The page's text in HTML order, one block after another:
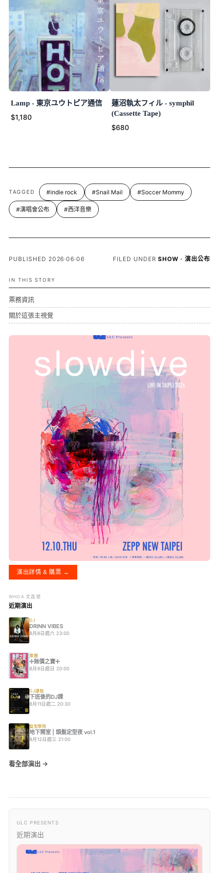
Lamp - 東京ユウトピア通信
$1,180
蓮沼執太フィル - symphil
(Cassette Tape)
$680
TAGGED #indie rock #Snail Mail #Soccer Mommy
#演唱會公布 #西洋音樂
PUBLISHED 2026·06·06 FILED UNDERSHOW · 演出公布
IN THIS STORY
票務資訊
關於這張主視覺
演出詳情 & 購票 →
WHOA 文昌號
近期演出
DJ
DRINN VIBES
8月8日週六 23:00
樂團
✢無價之寶✢
8月9日週日 20:00
DJ課程
下班後的DJ課
8月11日週二 20:30
髮型學院
地下鬧室 | 頭髮定型夜 vol.1
8月12日週三 21:00
看全部演出 →
ULC PRESENTS
近期演出